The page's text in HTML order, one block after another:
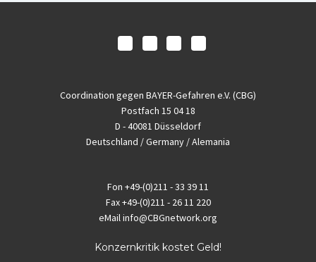
Coordination gegen BAYER-Gefahren e.V. (CBG)
Postfach 15 04 18
D - 40081 Düsseldorf
Deutschland / Germany / Alemania
Fon +49-(0)211 - 33 39 11
Fax+49-(0)211 - 26 11 220
eMailinfo@CBGnetwork.org
Konzernkritik kostet Geld!